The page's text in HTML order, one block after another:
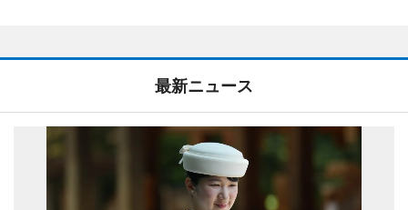
最新ニュース